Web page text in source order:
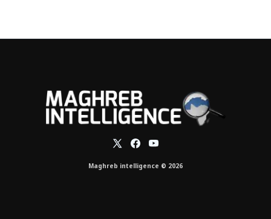
Maghreb intelligence © 2026